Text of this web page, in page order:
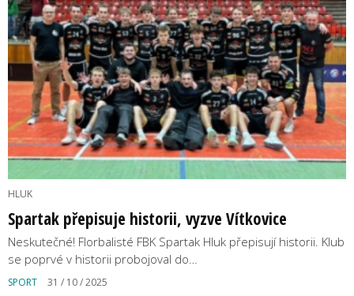
HLUK
Spartak přepisuje historii, vyzve Vítkovice
Neskutečné! Florbalisté FBK Spartak Hluk přepisují historii. Klub
se poprvé v historii probojoval do…
SPORT 31 / 10 / 2025